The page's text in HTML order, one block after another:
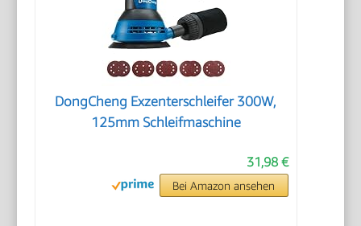
DongCheng Exzenterschleifer 300W,
125mm Schleifmaschine
31,98 €
Bei Amazon ansehen